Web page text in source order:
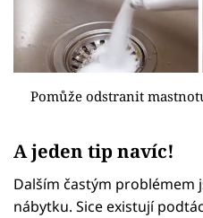
Pomůže odstranit
A jeden tip navíc!
Dalším častým problémem
nábytku. Sice existují